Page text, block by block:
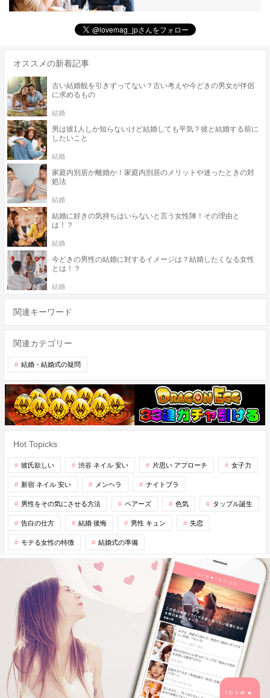
オススメの新着記事
古い結婚観を引きずってない？古い考えや今どきの男女が伴侶
に求めるもの
結婚
男は彼1人しか知らないけど結婚しても平気？彼と結婚する前に
したいこと
結婚
家庭内別居か離婚か！家庭内別居のメリットや迷ったときの対
処法
結婚
結婚に好きの気持ちはいらないと言う女性陣！その理由と
は！？
結婚
今どきの男性の結婚に対するイメージは？結婚したくなる女性
とは！？
結婚
関連キーワード
関連カテゴリー
結婚・結婚式の疑問
Hot Topicks
彼氏欲しい 渋谷 ネイル 安い 片思い アプローチ 女子力
新宿 ネイル 安い メンヘラ ナイトブラ
男性をその気にさせる方法 ペアーズ 色気 タップル誕生
告白の仕方 結婚 後悔 男性 キュン 失恋
モテる女性の特徴 結婚式の準備